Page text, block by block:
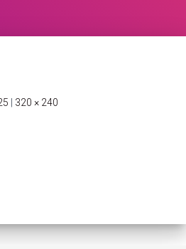
320 × 240